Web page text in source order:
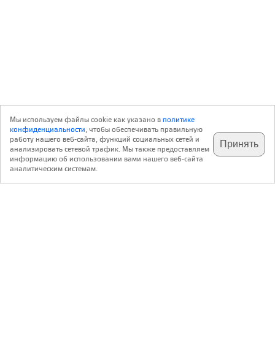
подпишитесь на наш
телеграм @archi_ru
✕
с 20 июля 1999 г.
Мы используем файлы cookie как указано вполитике
конфиденциальности, чтобы обеспечивать правильную
работу нашего веб-сайта, функций социальных сетей и
анализировать сетевой трафик. Мы также предоставляем
информацию об использовании вами нашего веб-сайта
аналитическим системам.
Принять